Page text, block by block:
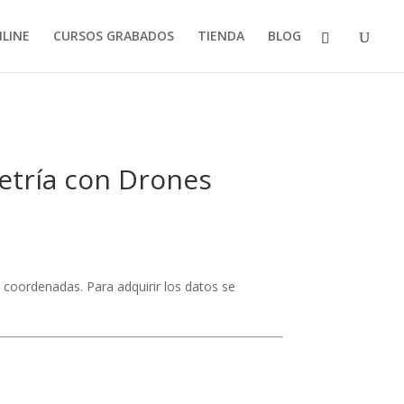
CURSOS GRABADOS TIENDA BLOG
con Drones
Para adquirir los datos se